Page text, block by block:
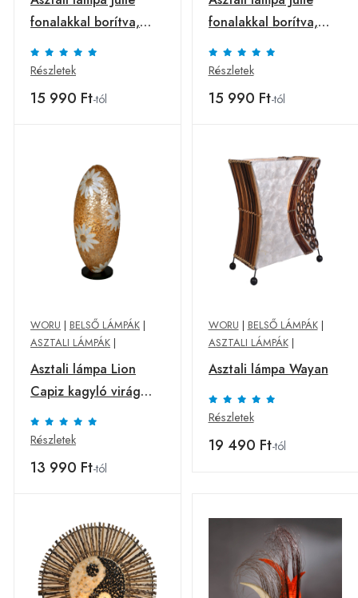
fonalakkal borítva,
narancs
Részletek
15 990 Ft-tól
fonalakkal borítva,
zöld
Részletek
15 990 Ft-tól
WORU | BELSŐ LÁMPÁK |
ASZTALI LÁMPÁK |
Asztali lámpa Lion
Capiz kagyló virág
motívum tojás alakú
Részletek
13 990 Ft-tól
WORU | BELSŐ LÁMPÁK|
ASZTALI LÁMPÁK|
Asztali lámpa Wayan
Részletek
19 490 Ft-tól